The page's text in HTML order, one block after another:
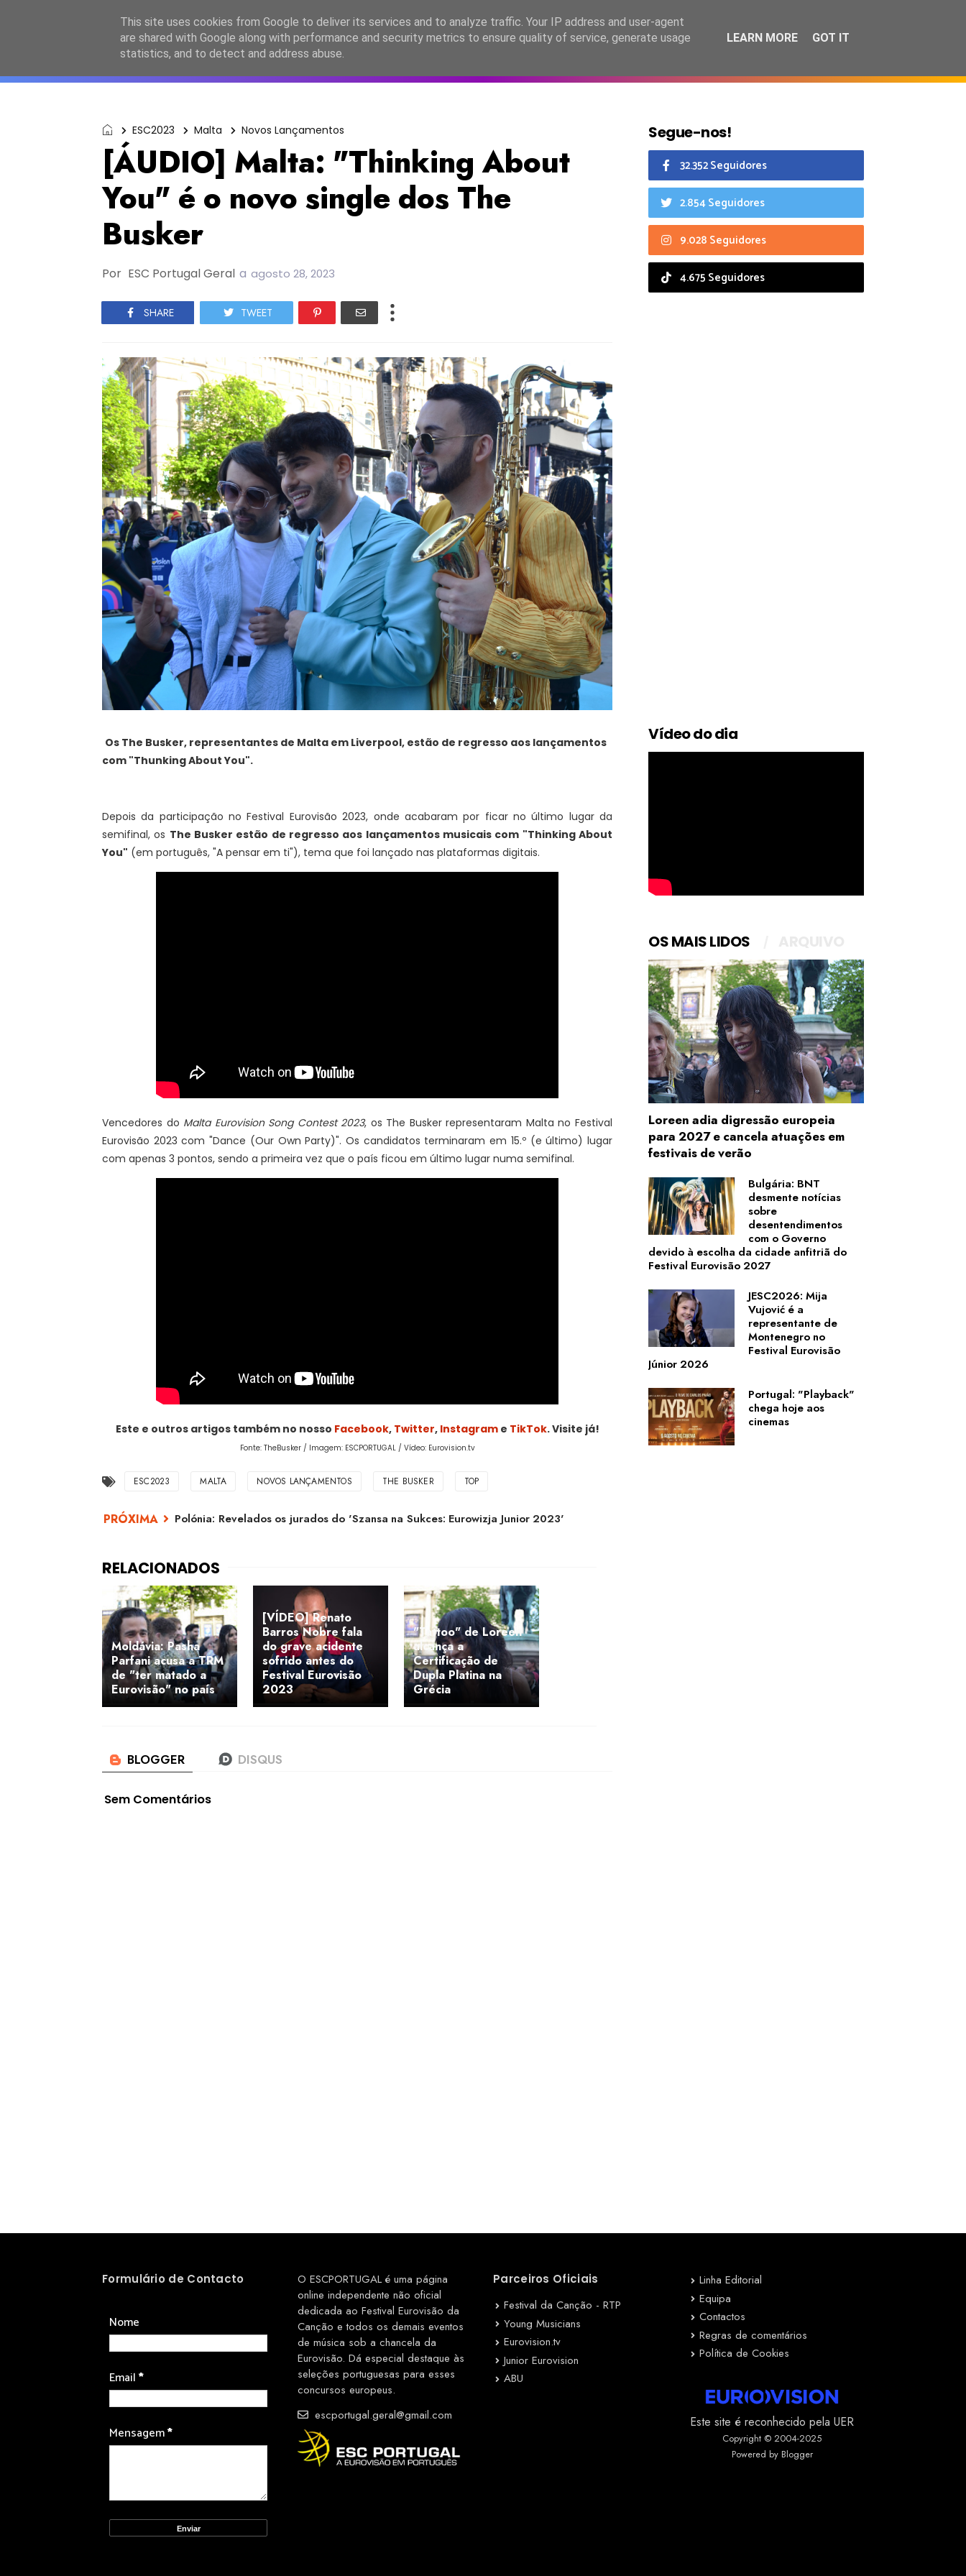
ESC2027 JESC2026 FC2026 EASC2026 PORTUGAL LANÇAMENTOS ESPECIAIS CALENDÁRIO
ESC2023 Malta Novos Lançamentos
[ÁUDIO] Malta: "Thinking About
You" é o novo single dos The
Busker
Por ESC Portugal Geral a agosto 28, 2023
SHARE TWEET
Os The Busker, representantes de Malta em Liverpool, estão de regresso aos lançamentos
com "Thunking About You".
Depois da participação no Festival Eurovisão 2023, onde acabaram por ficar no último lugar da
semifinal, os The Busker estão de regresso aos lançamentos musicais com "Thinking About
You" (em português, "A pensar em ti"), tema que foi lançado nas plataformas digitais.
Vencedores do Malta Eurovision Song Contest 2023, os The Busker representaram Malta no Festival
Eurovisão 2023 com "Dance (Our Own Party)". Os candidatos terminaram em 15.º (e último) lugar
com apenas 3 pontos, sendo a primeira vez que o país ficou em último lugar numa semifinal.
Este e outros artigos também no nosso Facebook, Twitter, Instagrame TikTok. Visite já!
Fonte: TheBusker / Imagem: ESCPORTUGAL / Vídeo: Eurovision.tv
ESC2023 MALTA NOVOS LANÇAMENTOS THE BUSKER TOP
Polónia: Revelados os jurados do 'Szansa na Sukces: Eurowizja Junior 2023'
Moldávia: Pasha
Parfani acusa a TRM
de "ter matado a
Eurovisão" no país
[VÍDEO] Renato
Barros Nobre fala
do grave acidente
sofrido antes do
Festival Eurovisão
2023
"Tattoo" de Loreen
alcança a
Certificação de
Dupla Platina na
Grécia
Sem Comentários
Segue-nos!
32.352 Seguidores
2.854 Seguidores
9.028 Seguidores
4.675 Seguidores
Vídeo do dia
OS MAIS LIDOS
Loreen adia digressão europeia
para 2027 e cancela atuações em
festivais de verão
Bulgária: BNT
desmente notícias
sobre
desentendimentos
com o Governo
devido à escolha da cidade anfitriã do
Festival Eurovisão 2027
JESC2026: Mija
Vujović é a
representante de
Montenegro no
Festival Eurovisão
Júnior 2026
Portugal: "Playback"
chega hoje aos
cinemas
Formulário de Contacto
Nome
Email*
Mensagem*
O ESCPORTUGAL é uma página
online independente não oficial
dedicada ao Festival Eurovisão da
Canção e todos os demais eventos
de música sob a chancela da
Eurovisão. Dá especial destaque às
seleções portuguesas para esses
concursos europeus.
escportugal.geral@gmail.com
Parceiros Oficiais
Festival da Canção - RTP
Young Musicians
Eurovision.tv
Junior Eurovision
ABU
Linha Editorial
Equipa
Contactos
Regras de comentários
Política de Cookies
Este site é reconhecido pela UER
Copyright © 2004-2025
Powered by Blogger
This site uses cookies from Google to deliver its services and to analyze traffic. Your IP address and user-agent
are shared with Google along with performance and security metrics to ensure quality of service, generate usage
statistics, and to detect and address abuse.
LEARN MORE GOT IT